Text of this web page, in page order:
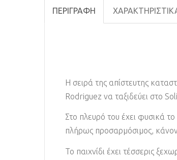
ΠΕΡΙΓΡΑΦΉ
Η σειρά της απίστευτης
Rodriguez να ταξιδεύει στο
Στο πλευρό του έχει φυσικά το
πλήρως προσαρμόσιμος,
Το παιχνίδι έχει τέσσερις